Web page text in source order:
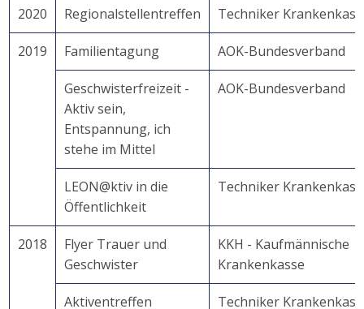
2020 Regionalstellentreffen Techniker
2019 Familientagung AOK-Bundesverband
Geschwisterfreizeit -
Aktiv sein,
Entspannung, ich
stehe im Mittel
AOK-Bundesverband
LEON@ktiv in die
Öffentlichkeit
Techniker
2018
Flyer Trauer und
Geschwister
KKH - Kaufmännische
Krankenkasse
Aktiventreffen Techniker